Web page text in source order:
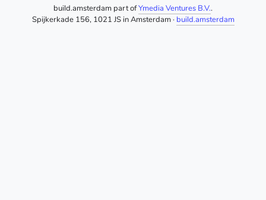
build.amsterdam part ofYmedia Ventures B.V..
Spijkerkade 156, 1021 JS in Amsterdam · build.amsterdam